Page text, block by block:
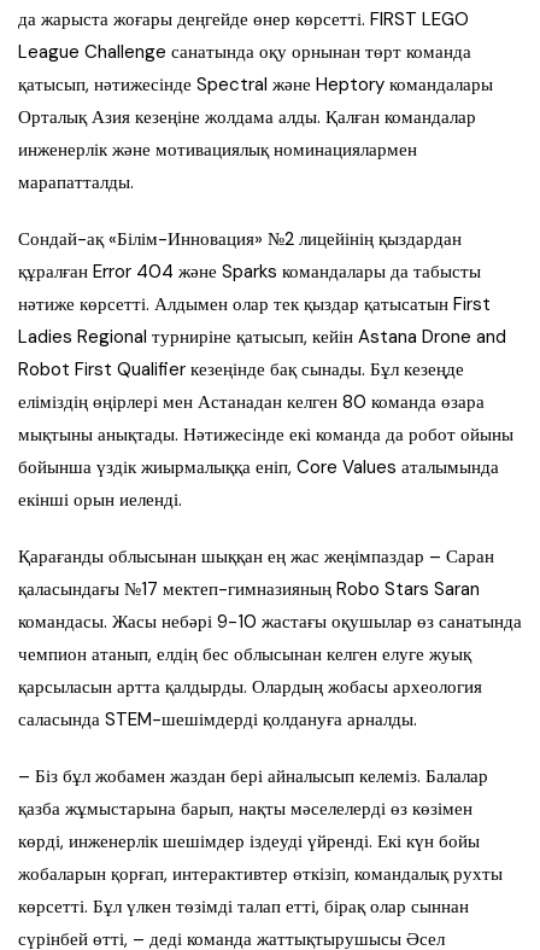
да жарыста жоғары деңгейде өнер көрсетті. FIRST LEGO
League Challenge санатында оқу орнынан төрт команда
қатысып, нәтижесінде Spectral және Heptory командалары
Орталық Азия кезеңіне жолдама алды. Қалған командалар
инженерлік және мотивациялық номинациялармен
марапатталды.
Сондай-ақ «Білім-Инновация» №2 лицейінің қыздардан
құралған Error 404 және Sparks командалары да табысты
нәтиже көрсетті. Алдымен олар тек қыздар қатысатын First
Ladies Regional турниріне қатысып, кейін Astana Drone and
Robot First Qualifier кезеңінде бақ сынады. Бұл кезеңде
еліміздің өңірлері мен Астанадан келген 80 команда өзара
мықтыны анықтады. Нәтижесінде екі команда да робот ойыны
бойынша үздік жиырмалыққа еніп, Core Values аталымында
екінші орын иеленді.
Қарағанды облысынан шыққан ең жас жеңімпаздар – Саран
қаласындағы №17 мектеп-гимназияның Robo Stars Saran
командасы. Жасы небәрі 9-10 жастағы оқушылар өз санатында
чемпион атанып, елдің бес облысынан келген елуге жуық
қарсыласын артта қалдырды. Олардың жобасы археология
саласында STEM-шешімдерді қолдануға арналды.
– Біз бұл жобамен жаздан бері айналысып келеміз. Балалар
қазба жұмыстарына барып, нақты мәселелерді өз көзімен
көрді, инженерлік шешімдер іздеуді үйренді. Екі күн бойы
жобаларын қорғап, интерактивтер өткізіп, командалық рухты
көрсетті. Бұл үлкен төзімді талап етті, бірақ олар сыннан
сүрінбей өтті, – деді команда жаттықтырушысы Әсел